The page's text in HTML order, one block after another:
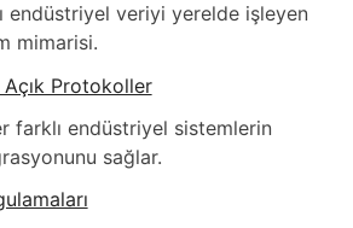
endüstriyel veriyi yerelde işleyen
mimarisi.
Açık Protokoller
farklı endüstriyel sistemlerin
sağlar.